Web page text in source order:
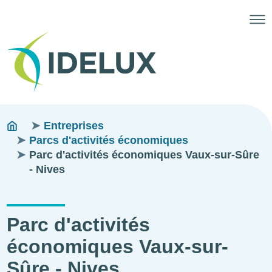
Fils
d'ariane
You
are
here:
Entreprises
Parcs d'activités économiques
Parc d'activités économiques Vaux-sur-Sûre
- Nives
Parc d'activités
économiques Vaux-sur-